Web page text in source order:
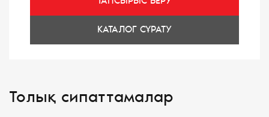
КАТАЛОГ СҰРАТУ
Толық сипаттамалар